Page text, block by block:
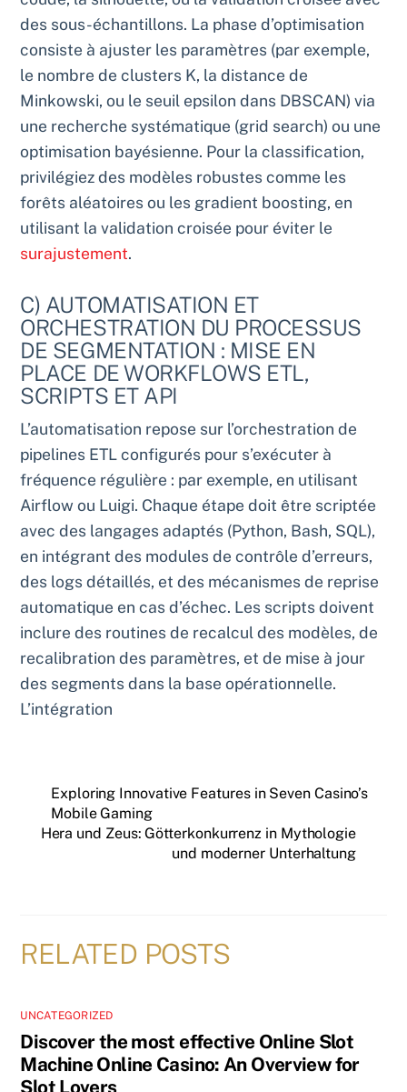
des sous-échantillons. La phase d’optimisation
consiste à ajuster les paramètres (par exemple,
le nombre de clusters K, la distance de
Minkowski, ou le seuil epsilon dans DBSCAN) via
une recherche systématique (grid search) ou une
optimisation bayésienne. Pour la classification,
privilégiez des modèles robustes comme les
forêts aléatoires ou les gradient boosting, en
utilisant la validation croisée pour éviter le
surajustement.
C) AUTOMATISATION ET
ORCHESTRATION DU PROCESSUS
DE SEGMENTATION : MISE EN
PLACE DE WORKFLOWS ETL,
SCRIPTS ET API
L’automatisation repose sur l’orchestration de
pipelines ETL configurés pour s’exécuter à
fréquence régulière : par exemple, en utilisant
Airflow ou Luigi. Chaque étape doit être scriptée
avec des langages adaptés (Python, Bash, SQL),
en intégrant des modules de contrôle d’erreurs,
des logs détaillés, et des mécanismes de reprise
automatique en cas d’échec. Les scripts doivent
inclure des routines de recalcul des modèles, de
recalibration des paramètres, et de mise à jour
des segments dans la base opérationnelle.
L’intégration
Exploring Innovative Features in Seven Casino’s
Mobile Gaming
Hera und Zeus: Götterkonkurrenz in Mythologie
und moderner Unterhaltung
RELATED POSTS
UNCATEGORIZED
Discover the most effective Online Slot
Machine Online Casino: An Overview for
Slot Lovers